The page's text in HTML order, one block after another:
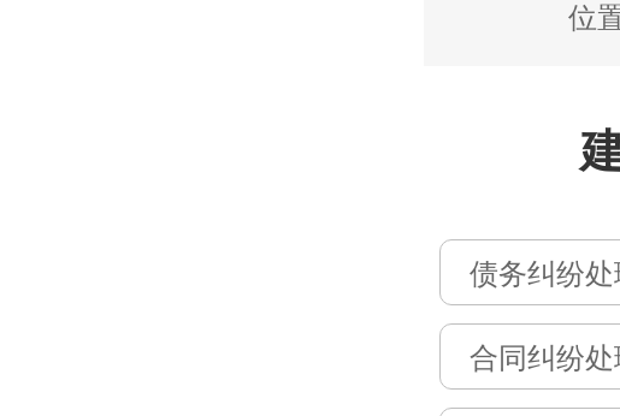
位
债务纠纷处
合同纠纷处